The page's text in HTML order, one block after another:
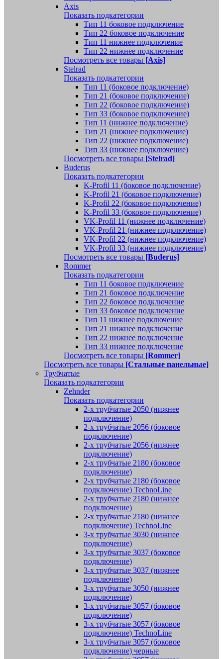
Axis
Показать подкатегории
Тип 11 боковое подключение
Тип 22 боковое подключение
Тип 11 нижнее подключение
Тип 22 нижнее подключение
Посмотреть все товары [Axis]
Stelrad
Показать подкатегории
Tип 11 (боковое подключение)
Тип 21 (боковое подключение)
Тип 22 (боковое подключение)
Тип 33 (боковое подключение)
Тип 11 (нижнее подключение)
Тип 21 (нижнее подключение)
Тип 22 (нижнее подключение)
Тип 33 (нижнее подключение)
Посмотреть все товары [Stelrad]
Buderus
Показать подкатегории
K-Profil 11 (боковое подключение)
K-Profil 21 (боковое подключение)
K-Profil 22 (боковое подключение)
K-Profil 33 (боковое подключение)
VK-Profil 11 (нижнее подключение)
VK-Profil 21 (нижнее подключение)
VK-Profil 22 (нижнее подключение)
VK-Profil 33 (нижнее подключение)
Посмотреть все товары [Buderus]
Rommer
Показать подкатегории
Тип 11 боковое подключение
Тип 21 боковое подключение
Тип 22 боковое подключение
Тип 33 боковое подключение
Тип 11 нижнее подключение
Тип 21 нижнее подключение
Тип 22 нижнее подключение
Тип 33 нижнее подключение
Посмотреть все товары [Rommer]
Посмотреть все товары [Стальные панельные]
Трубчатые
Показать подкатегории
Zehnder
Показать подкатегории
2-х трубчатые 2050 (нижнее
подключение)
2-х трубчатые 2056 (боковое
подключение)
2-х трубчатые 2056 (нижнее
подключение)
2-х трубчатые 2180 (боковое
подключение)
2-х трубчатые 2180 (боковое
подключение) TechnoLine
2-х трубчатые 2180 (нижнее
подключение)
2-х трубчатые 2180 (нижнее
подключение) TechnoLine
3-х трубчатые 3030 (нижнее
подключение)
3-х трубчатые 3037 (боковое
подключение)
3-х трубчатые 3037 (нижнее
подключение)
3-х трубчатые 3050 (нижнее
подключение)
3-х трубчатые 3057 (боковое
подключение)
3-х трубчатые 3057 (боковое
подключение) TechnoLine
3-х трубчатые 3057 (боковое
подключение) черные